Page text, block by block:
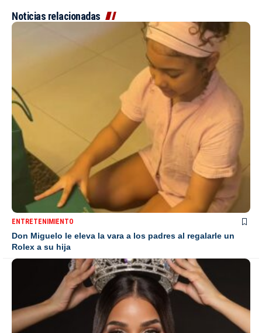
Noticias relacionadas
ENTRETENIMIENTO
Don Miguelo le eleva la vara a los padres al regalarle un
Rolex a su hija